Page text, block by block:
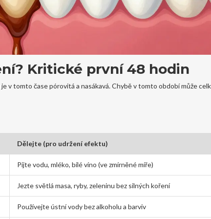
Kritické první 48 hodin
v tomto čase pórovitá a nasákavá. Chybě v tomto období může
Dělejte (pro udržení efektu)
Pijte vodu, mléko, bílé víno (ve zmírněné míře)
Jezte světlá masa, ryby, zeleninu bez silných koření
Používejte ústní vody bez alkoholu a barviv